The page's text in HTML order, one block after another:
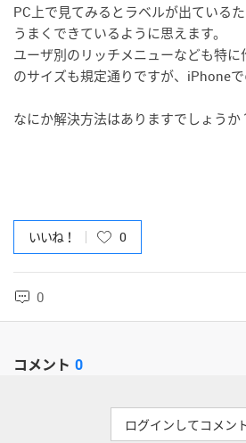
PC上で見てみるとラベルが出ている
うまくできているように思えます。
ユーザ別のリッチメニューなども特に
のサイズも規定通りですが、iPhoneで
なにか解決方法はありますでしょうか
いいね！ 0
0
コメント 0
ログインしてコメン